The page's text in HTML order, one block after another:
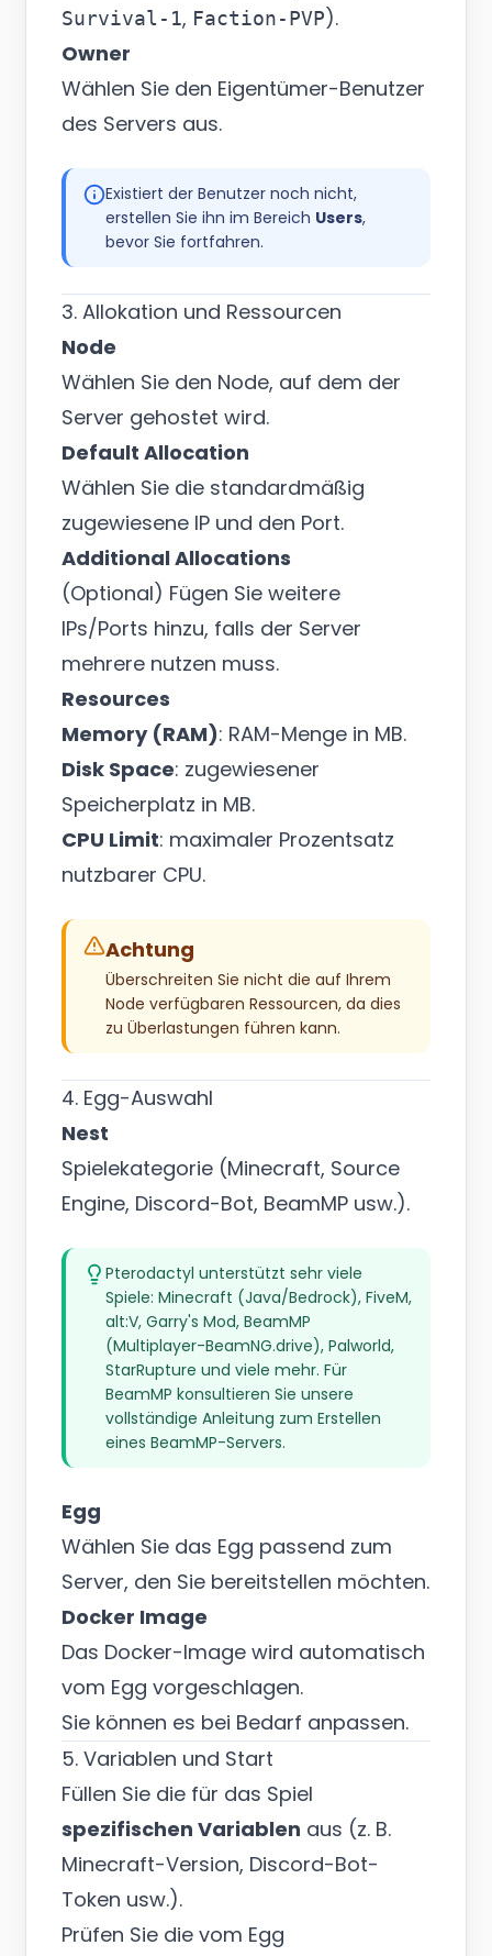
Survival-1, Faction-PVP).
Owner
Wählen Sie den Eigentümer-Benutzer
des Servers aus.
Existiert der Benutzer noch nicht,
erstellen Sie ihn im Bereich Users,
bevor Sie fortfahren.
3. Allokation und Ressourcen
Node
Wählen Sie den Node, auf dem der
Server gehostet wird.
Default Allocation
Wählen Sie die standardmäßig
zugewiesene IP und den Port.
Additional Allocations
(Optional) Fügen Sie weitere
IPs/Ports hinzu, falls der Server
mehrere nutzen muss.
Resources
Memory (RAM): RAM-Menge in MB.
Disk Space: zugewiesener
Speicherplatz in MB.
CPU Limit: maximaler Prozentsatz
nutzbarer CPU.
Achtung
Überschreiten Sie nicht die auf Ihrem
Node verfügbaren Ressourcen, da dies
zu Überlastungen führen kann.
4. Egg-Auswahl
Nest
Spielekategorie (Minecraft, Source
Engine, Discord-Bot, BeamMP usw.).
Pterodactyl unterstützt sehr viele
Spiele: Minecraft (Java/Bedrock), FiveM,
alt:V, Garry's Mod, BeamMP
(Multiplayer-BeamNG.drive), Palworld,
StarRupture und viele mehr. Für
BeamMP konsultieren Sie unsere
vollständige Anleitung zum Erstellen
eines BeamMP-Servers.
Egg
Wählen Sie das Egg passend zum
Server, den Sie bereitstellen möchten.
Docker Image
Das Docker-Image wird automatisch
vom Egg vorgeschlagen.
Sie können es bei Bedarf anpassen.
5. Variablen und Start
Füllen Sie die für das Spiel
spezifischen Variablen aus (z. B.
Minecraft-Version, Discord-Bot-
Token usw.).
Prüfen Sie die vom Egg